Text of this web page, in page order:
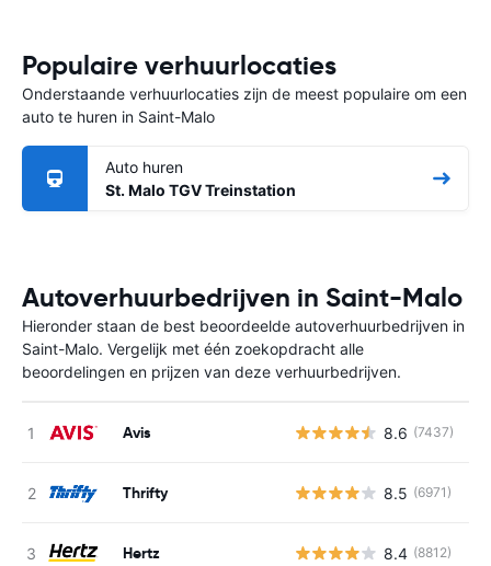
Populaire verhuurlocaties
Onderstaande verhuurlocaties zijn de meest populaire om een
auto te huren in Saint-Malo
Auto huren
St. Malo TGV Treinstation
Autoverhuurbedrijven in Saint-Malo
Hieronder staan de best beoordeelde autoverhuurbedrijven in
Saint-Malo. Vergelijk met één zoekopdracht alle
beoordelingen en prijzen van deze verhuurbedrijven.
Avis 8.6 (7437)
Thrifty 8.5 (6971)
Hertz 8.4 (8812)